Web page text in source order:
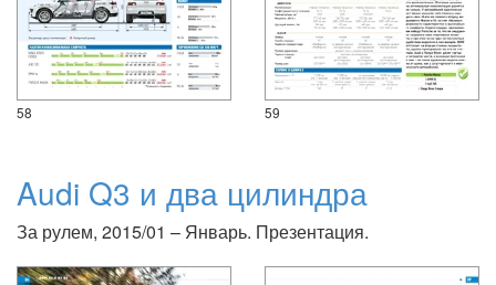
58 59
Audi Q3 и два цилиндра
За рулем, 2015/01 – Январь. Презентация.